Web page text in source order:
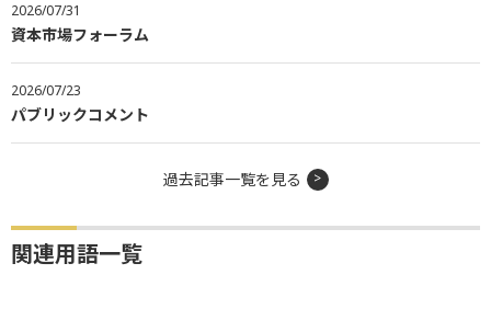
2026/07/31
資本市場フォーラム
2026/07/23
パブリックコメント
過去記事一覧を見る
関連用語一覧